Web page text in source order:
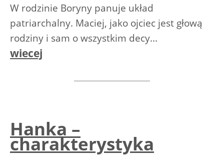
W rodzinie Boryny panuje układ
patriarchalny. Maciej, jako ojciec jest głową
rodziny i sam o wszystkim decy...
wiecej
Hanka –
charakterystyka